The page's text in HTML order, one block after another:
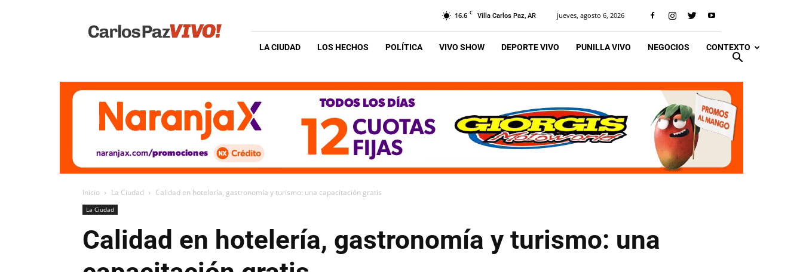
Vivo
16.6 C Villa Carlos Paz, AR jueves, agosto 6, 2026
LA CIUDAD LOS HECHOS POLÍTICA VIVO SHOW DEPORTE VIVO PUNILLA VIVO NEGOCIOS CONTEXTO
Inicio La Ciudad Calidad en hotelería, gastronomía y turismo: una capacitación gratis
La Ciudad
Calidad en hotelería, gastronomía y turismo: una